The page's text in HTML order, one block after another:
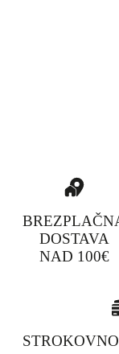
DOSTAVA
NAD 100€